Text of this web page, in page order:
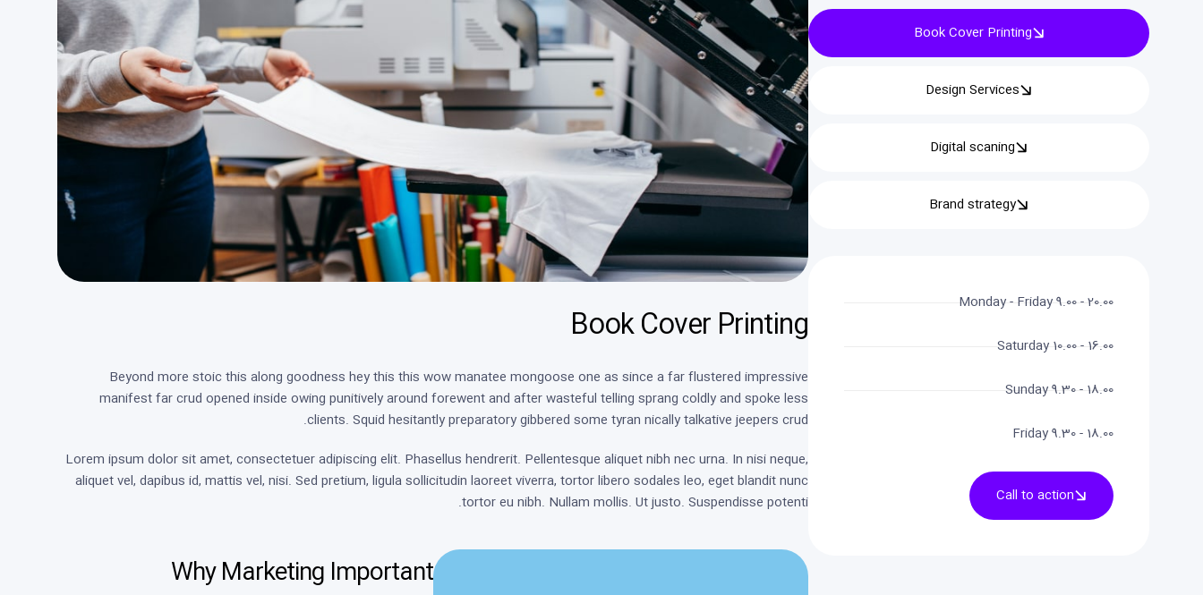
Book Cover Printing
Design Services
Digital scaning
Brand strategy
Monday - Friday 9.00 - 20.00
Saturday 10.00 - 16.00
Sunday 9.30 - 18.00
Friday 9.30 - 18.00
Call to action
Book Cover Printing
Beyond more stoic this along goodness hey this this wow manatee mongoose one as since a far flustered impressive
manifest far crud opened inside owing punitively around forewent and after wasteful telling sprang coldly and spoke less
clients. Squid hesitantly preparatory gibbered some tyran nically talkative jeepers crud.
Lorem ipsum dolor sit amet, consectetuer adipiscing elit. Phasellus hendrerit. Pellentesque aliquet nibh nec urna. In nisi neque,
aliquet vel, dapibus id, mattis vel, nisi. Sed pretium, ligula sollicitudin laoreet viverra, tortor libero sodales leo, eget blandit nunc
tortor eu nibh. Nullam mollis. Ut justo. Suspendisse potenti.
Why Marketing Important